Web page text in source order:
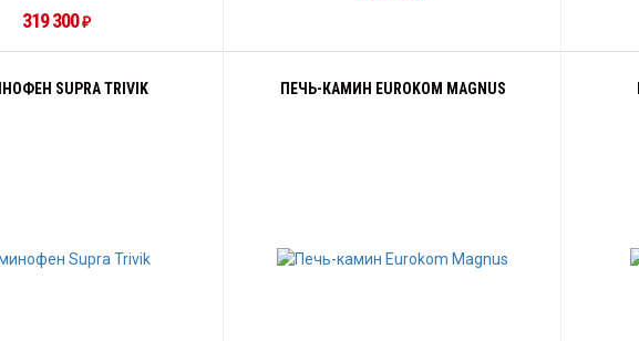
319 300 ₽
SUPRA TRIVIK ПЕЧЬ-КАМИН EUROKOM MAGNUS